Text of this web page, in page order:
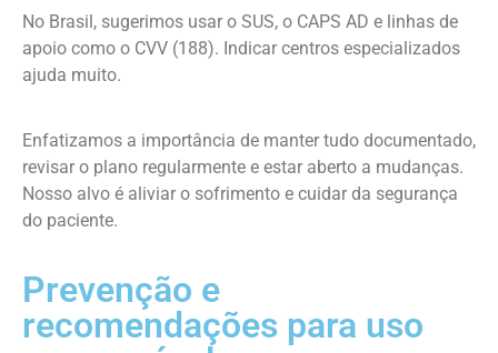
No Brasil, sugerimos usar o SUS, o CAPS AD e linhas de
apoio como o CVV (188). Indicar centros especializados
ajuda muito.
Enfatizamos a importância de manter tudo documentado,
revisar o plano regularmente e estar aberto a mudanças.
Nosso alvo é aliviar o sofrimento e cuidar da segurança
do paciente.
Prevenção e
recomendações para uso